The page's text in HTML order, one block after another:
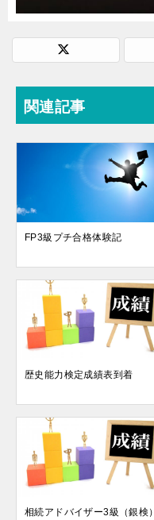
関連記事
FP3級プチ合格体験記
歴史能力検定成績表到着
相続アドバイザー3級（銀検）